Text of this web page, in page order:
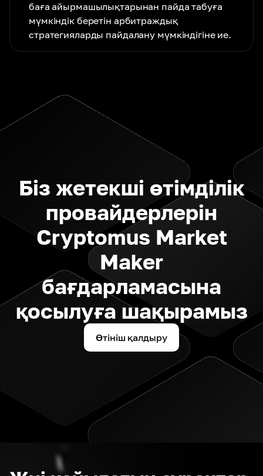
баға айырмашылықтарынан пайда табуға
мүмкіндік беретін арбитраждық
стратегияларды пайдалану мүмкіндігіне ие.
Біз жетекші өтімділік
провайдерлерін
Cryptomus Market
Maker
бағдарламасына
қосылуға шақырамыз
Өтініш қалдыру